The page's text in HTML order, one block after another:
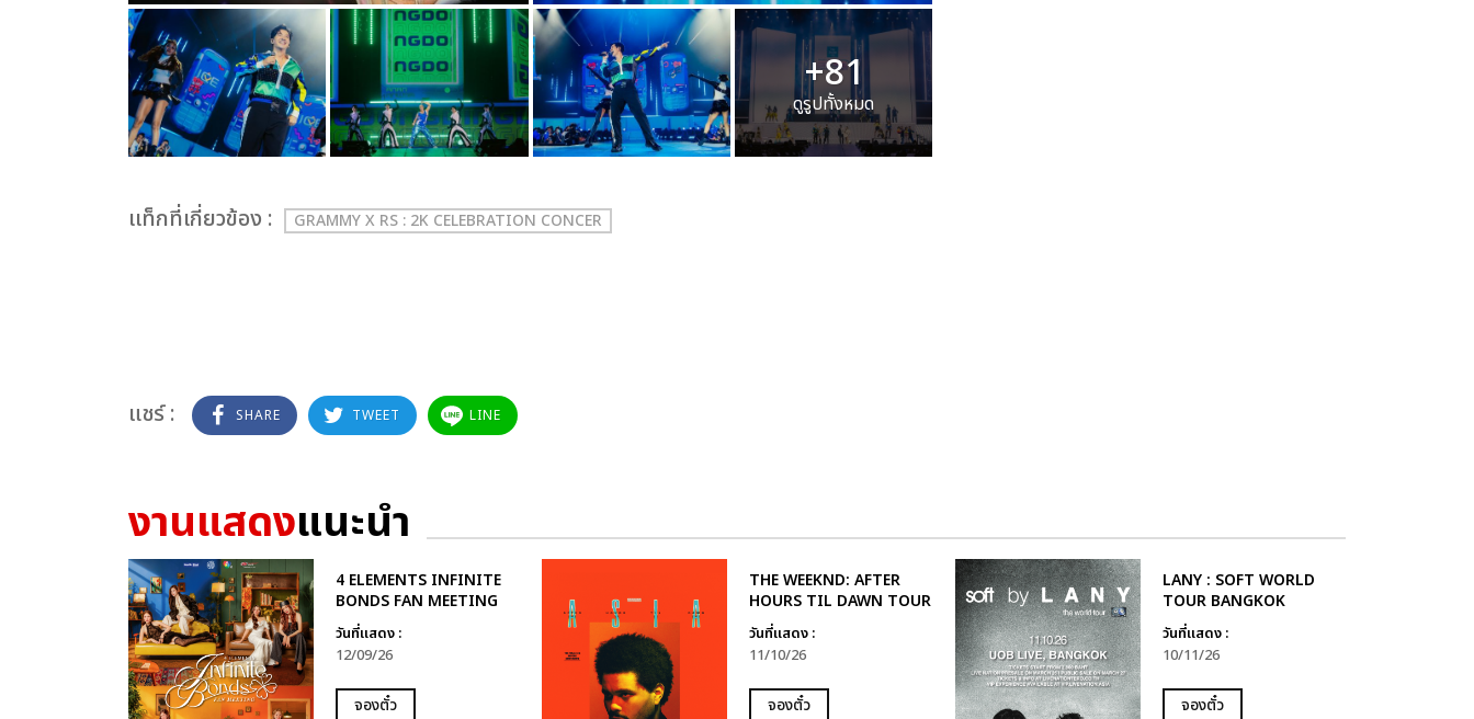
+81
ดูรูปทั้งหมด
เเท็กที่เกี่ยวข้อง : GRAMMY X RS : 2K CELEBRATION CONCER
แชร์ : SHARE TWEET LINE
งานแสดงแนะนำ
4 ELEMENTS INFINITE
BONDS FAN MEETING
วันที่แสดง :
12/09/26
จองตั๋ว
THE WEEKND: AFTER
HOURS TIL DAWN TOUR
วันที่แสดง :
11/10/26
จองตั๋ว
LANY : SOFT WORLD
TOUR BANGKOK
วันที่แสดง :
10/11/26
จองตั๋ว